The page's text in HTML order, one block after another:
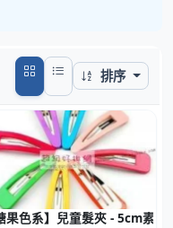
排序
圈果色系】兒童髮夾 - 5cm素色